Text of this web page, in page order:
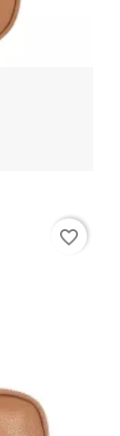
favorite_border